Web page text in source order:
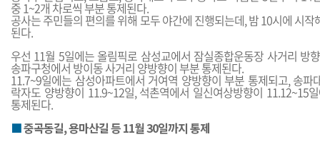
중 1~2개 차로씩 부분 통제된다.
공사는 주민들의 편의를 위해 모두 야간에 진행되는데, 밤 10시에 시
된다.
우선 11월 5일에는 올림픽로 삼성교에서 잠실종합운동장 사거리 방
송파구청에서 방이동 사거리 양방향이 부분 통제된다.
11.7~9일에는 삼성아파트에서 거여역 양방향이 부분 통제되고, 송파
락자도 양방향이 11.9~12일, 석촌역에서 일신여상방향이 11.12~15
통제된다.
■중곡동길, 용마산길 등 11월 30일까지 통제